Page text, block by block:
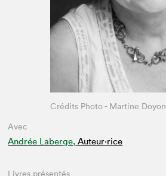
Avec
Andrée Laberge, Auteur·rice
Crédits Photo - Martine Doyon
Livres présentés